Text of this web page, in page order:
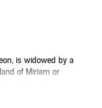
is widowed by a
of Miriam or
the golem - a